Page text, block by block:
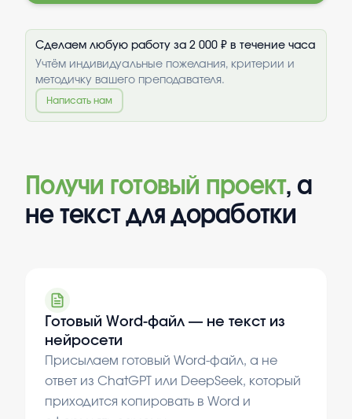
Сделаем любую работу за 2 000 ₽ в течение часа
Учтём индивидуальные пожелания, критерии и
методичку вашего преподавателя.
Написать нам
Получи готовый проект, а
не текст для доработки
Готовый Word-файл — не текст из
нейросети
Присылаем готовый Word-файл, а не
ответ из ChatGPT или DeepSeek, который
приходится копировать в Word и